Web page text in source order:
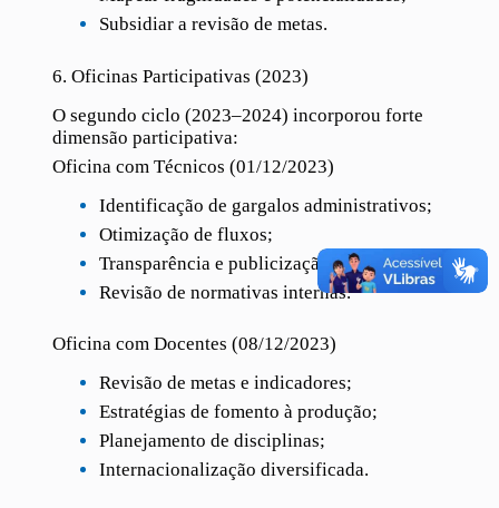
Subsidiar a revisão de metas.
6. Oficinas Participativas (2023)
O segundo ciclo (2023–2024) incorporou forte
dimensão participativa:
Oficina com Técnicos (01/12/2023)
Identificação de gargalos administrativos;
Otimização de fluxos;
Transparência e publicização de dados;
Revisão de normativas internas.
Oficina com Docentes (08/12/2023)
Revisão de metas e indicadores;
Estratégias de fomento à produção;
Planejamento de disciplinas;
Internacionalização diversificada.